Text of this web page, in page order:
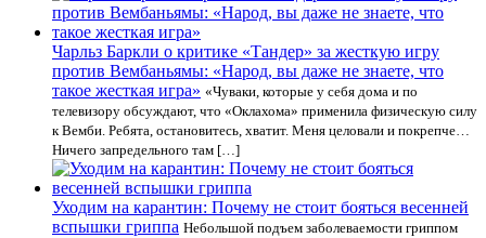
Чарльз Баркли о критике «Тандер» за жесткую игру
против Вембаньямы: «Народ, вы даже не знаете, что
такое жесткая игра» «Чуваки, которые у себя дома и по
телевизору обсуждают, что «Оклахома» применила физическую силу
к Вемби. Ребята, остановитесь, хватит. Меня целовали и покрепче…
Ничего запредельного там […]
Уходим на карантин: Почему не стоит бояться весенней
вспышки гриппа Небольшой подъем заболеваемости гриппом